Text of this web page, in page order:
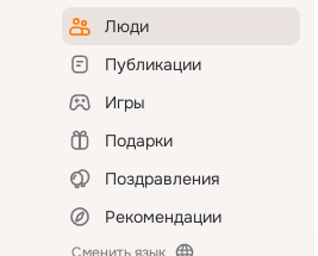
Люди
Публикации
Игры
Подарки
Поздравления
Рекомендации